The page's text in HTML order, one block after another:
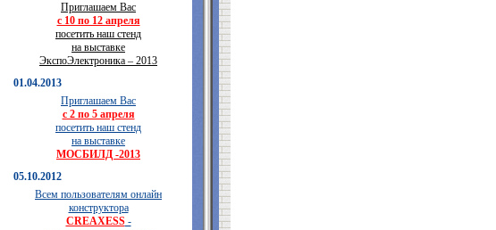
Приглашаем Вас
с 10 по 12 апреля
посетить наш стенд
на выставке
ЭкспоЭлектроника – 2013
01.04.2013
Приглашаем Вас
с 2 по 5 апреля
посетить наш стенд
на выставке
МОСБИЛД -2013
05.10.2012
Всем пользователям онлайн
конструктора
CREAXESS-